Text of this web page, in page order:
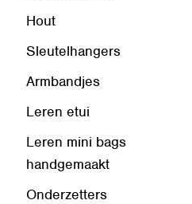
Hout
Sleutelhangers
Armbandjes
Leren etui
Leren mini bags
handgemaakt
Onderzetters